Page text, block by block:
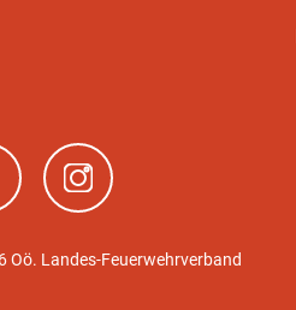
Fenster)(neues Fenster)
Oö. Landes-Feuerwehrverband